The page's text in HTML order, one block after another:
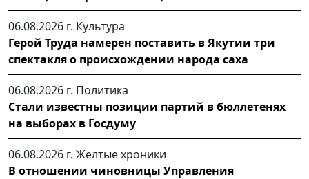
06.08.2026 г. Культура
Герой Труда намерен поставить в Якутии три
спектакля о происхождении народа саха
06.08.2026 г. Политика
Стали известны позиции партий в бюллетенях
на выборах в Госдуму
06.08.2026 г. Желтые хроники
В отношении чиновницы Управления